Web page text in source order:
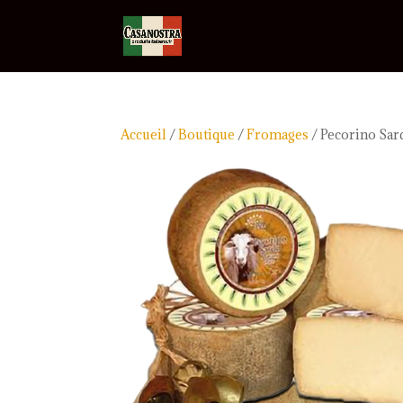
Accueil /Boutique /Fromages / Pecorino